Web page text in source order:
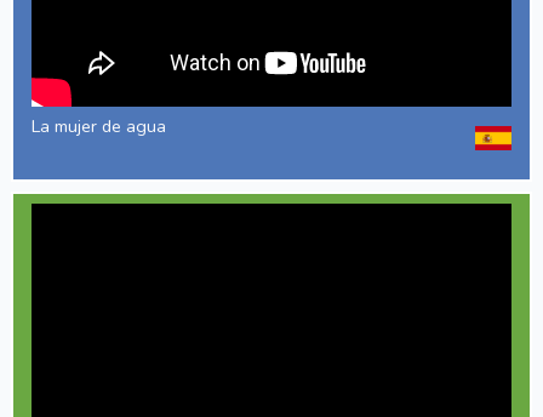
La mujer de agua